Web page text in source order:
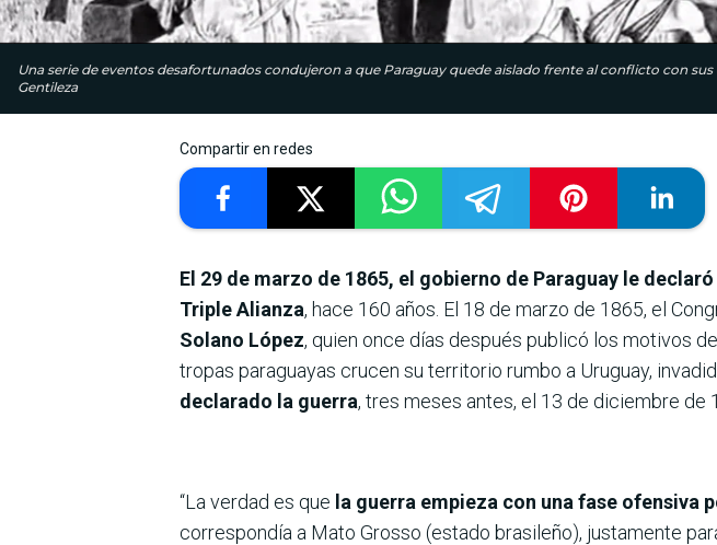
Una serie de eventos desafortunados condujeron a que Paraguay quede aislado frente al conflicto con
Gentileza
Compartir en redes
El 29 de marzo de 1865, el gobierno de Paraguay le
Triple Alianza, hace 160 años. El 18 de marzo de 1865, el
Solano López, quien once días después publicó los motivos
tropas paraguayas crucen su territorio rumbo a Uruguay,
declarado la guerra, tres meses antes, el 13 de diciembre de
“La verdad es que la guerra empieza con una fase ofensiva
correspondía a Mato Grosso (estado brasileño), justamente